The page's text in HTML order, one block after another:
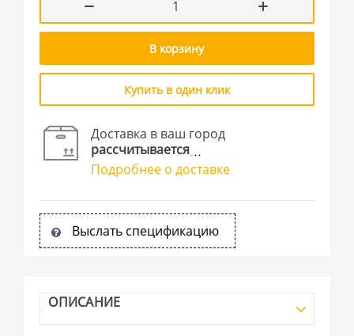
В корзину
Купить в один клик
Доставка в ваш город
рассчитывается
Подробнее о доставке
Выслать спецификацию
ОПИСАНИЕ